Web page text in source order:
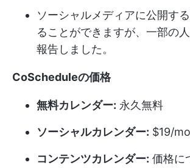
ソーシャルメディアに公開す
ることができますが、一部の
報告しました。
CoScheduleの価格
無料カレンダー: 永久無料
ソーシャルカレンダー: $19/
コンテンツカレンダー: 価格に